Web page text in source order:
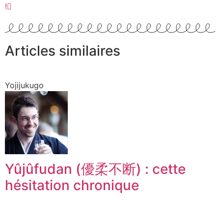
!
Articles similaires
Yojijukugo
Yûjûfudan (優柔不断) : cette
hésitation chronique